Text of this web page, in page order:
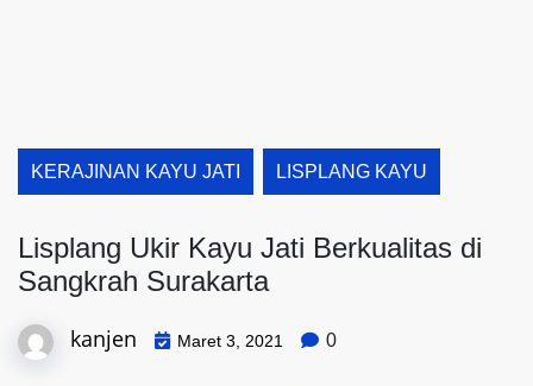
KERAJINAN KAYU JATI LISPLANG KAYU
Lisplang Ukir Kayu Jati Berkualitas di
Sangkrah Surakarta
kanjen Maret 3, 2021 0